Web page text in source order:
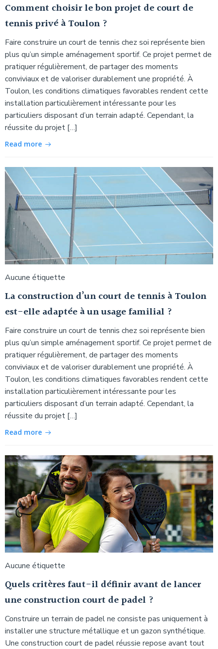
Comment choisir le bon projet de court de
tennis privé à Toulon ?
Faire construire un court de tennis chez soi représente bien
plus qu’un simple aménagement sportif. Ce projet permet de
pratiquer régulièrement, de partager des moments
conviviaux et de valoriser durablement une propriété. À
Toulon, les conditions climatiques favorables rendent cette
installation particulièrement intéressante pour les
particuliers disposant d’un terrain adapté. Cependant, la
réussite du projet […]
Read more
Aucune étiquette
La construction d’un court de tennis à Toulon
est-elle adaptée à un usage familial ?
Faire construire un court de tennis chez soi représente bien
plus qu’un simple aménagement sportif. Ce projet permet de
pratiquer régulièrement, de partager des moments
conviviaux et de valoriser durablement une propriété. À
Toulon, les conditions climatiques favorables rendent cette
installation particulièrement intéressante pour les
particuliers disposant d’un terrain adapté. Cependant, la
réussite du projet […]
Read more
Aucune étiquette
Quels critères faut-il définir avant de lancer
une construction court de padel ?
Construire un terrain de padel ne consiste pas uniquement à
installer une structure métallique et un gazon synthétique.
Une construction court de padel réussie repose avant tout